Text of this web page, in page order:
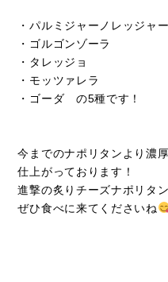
・パルミジャーノレッジャ
・ゴルゴンゾーラ
・タレッジョ
・モッツァレラ
・ゴーダ の5種です！
今までのナポリタンより濃
仕上がっております！
進撃の炙りチーズナポリタン
ぜひ食べに来てくださいね